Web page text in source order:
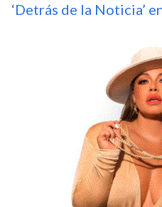
‘Detrás de la Noticia’